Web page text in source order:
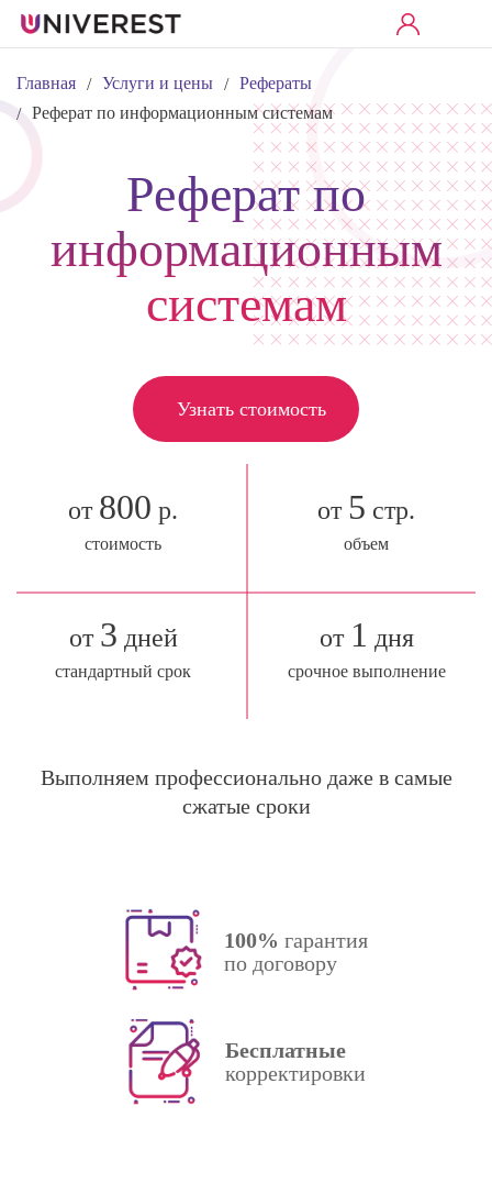
Главная / Услуги и цены / Рефераты
/ Реферат по информационным системам
Реферат по
информационным
системам
Узнать стоимость
от 800 р.
стоимость
от 5 стр.
объем
от 3 дней
стандартный срок
от 1 дня
срочное выполнение
Выполняем профессионально даже в самые
сжатые сроки
100% гарантия
по договору
Бесплатные
корректировки